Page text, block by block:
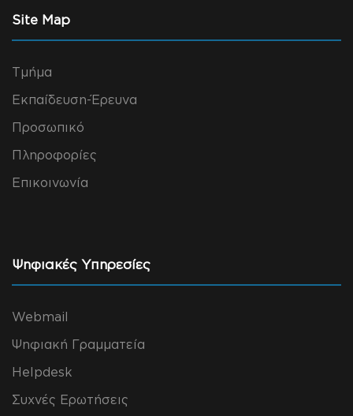
Site Map
Τμήμα
Εκπαίδευση-Έρευνα
Προσωπικό
Πληροφορίες
Επικοινωνία
Ψηφιακές Υπηρεσίες
Webmail
Ψηφιακή Γραμματεία
Helpdesk
Συχνές Ερωτήσεις